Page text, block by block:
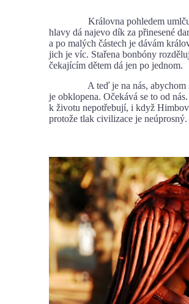
Královna pohledem umlčuje
hlavy dá najevo dík za přinesené
a po malých částech je dávám
jich je víc. Stařena bonbóny
čekajícím dětem dá jen po jednom.
A teď je na nás, abychom si
je obklopena. Očekává se to od
k životu nepotřebují, i když
protože tlak civilizace je neúprosný.